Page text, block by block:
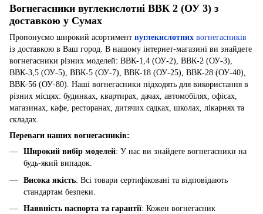
Вогнегасники вуглекислотні ВВК 2 (ОУ 3) з
доставкою у Сумах
Пропонуємо широкий асортимент вуглекислотних вогнегасників
із доставкою в Ваш город. В нашому інтернет-магазині ви знайдете
вогнегасники різних моделей: ВВК-1,4 (ОУ-2), ВВК-2 (ОУ-3),
ВВК-3,5 (ОУ-5), ВВК-5 (ОУ-7), ВВК-18 (ОУ-25), ВВК-28 (ОУ-40),
ВВК-56 (ОУ-80). Наші вогнегасники підходять для використання в
різних місцях: будинках, квартирах, дачах, автомобілях, офісах,
магазинах, кафе, ресторанах, дитячих садках, школах, лікарнях та
складах.
Переваги наших вогнегасників:
Широкий вибір моделей: У нас ви знайдете вогнегасники на
будь-який випадок.
Висока якість: Всі товари сертифіковані та відповідають
стандартам безпеки.
Наявність паспорта та гарантії: Кожен вогнегасник